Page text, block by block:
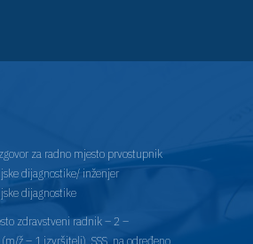
za radno mjesto prvostupnik
dijagnostike/ inženjer
dijagnostike
zdravstveni radnik – 2 –
ž – 1 izvršitelj), SSS, na određeno